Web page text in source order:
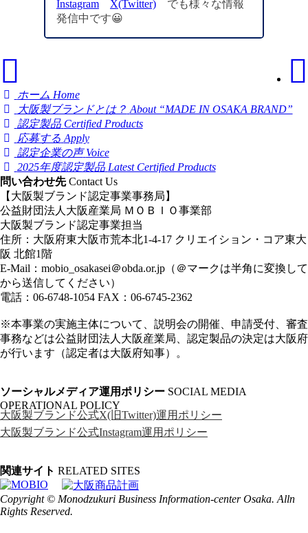
Instagram
X(Twitter) でも様々な情報
発信中です😀
ホーム Home
大阪製ブランドとは？ About “MADE IN OSAKA BRAND”
認定製品 Certified Products
応募する Apply
認定企業の声 Voice
2025年度認定製品 Latest Certified Products
問い合わせ先 Contact Us
【大阪製ブランド認定事業事務局】
公益財団法人大阪産業局 ＭＯＢＩＯ事業部
大阪製ブランド認定事業担当
住所：大阪府東大阪市荒本北1-4-17 クリエイション・コア東大
阪 北館1階
E-Mail： mobio_osakasei＠obda.or.jp （＠マークは半角に変換して
から送信してください）
電話：06-6748-1054 FAX：06-6745-2362
※本事業の実施主体について、説明会の開催、申請受付、審査
事務などは公益財団法人大阪産業局、認定製品の決定は大阪府
が行います（認定者は大阪府知事）。
ソーシャルメディア運用ポリシー SOCIAL MEDIA
OPERATIONAL POLICY
大阪製ブランド公式X(旧Twitter)運用ポリシー
大阪製ブランド公式Instagram運用ポリシー
関連サイト RELATED SITES
Copyright © Monodzukuri Business Information-center Osaka. Alln
Rights Reserved.